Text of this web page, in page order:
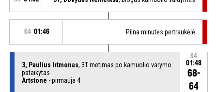
K4 01:46 Pilna minutės pertraukėlė
3, Paulius Irtmonas, 3T metimas po kamuolio varymo
pataikytas
Artstone - pirmauja 4
K4
01:48
68-
64